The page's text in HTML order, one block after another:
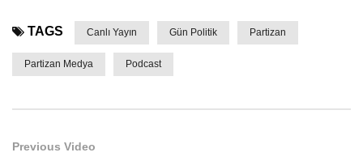
TAGS Canlı Yayın Gün Politik Partizan
Partizan Medya Podcast
Previous Video